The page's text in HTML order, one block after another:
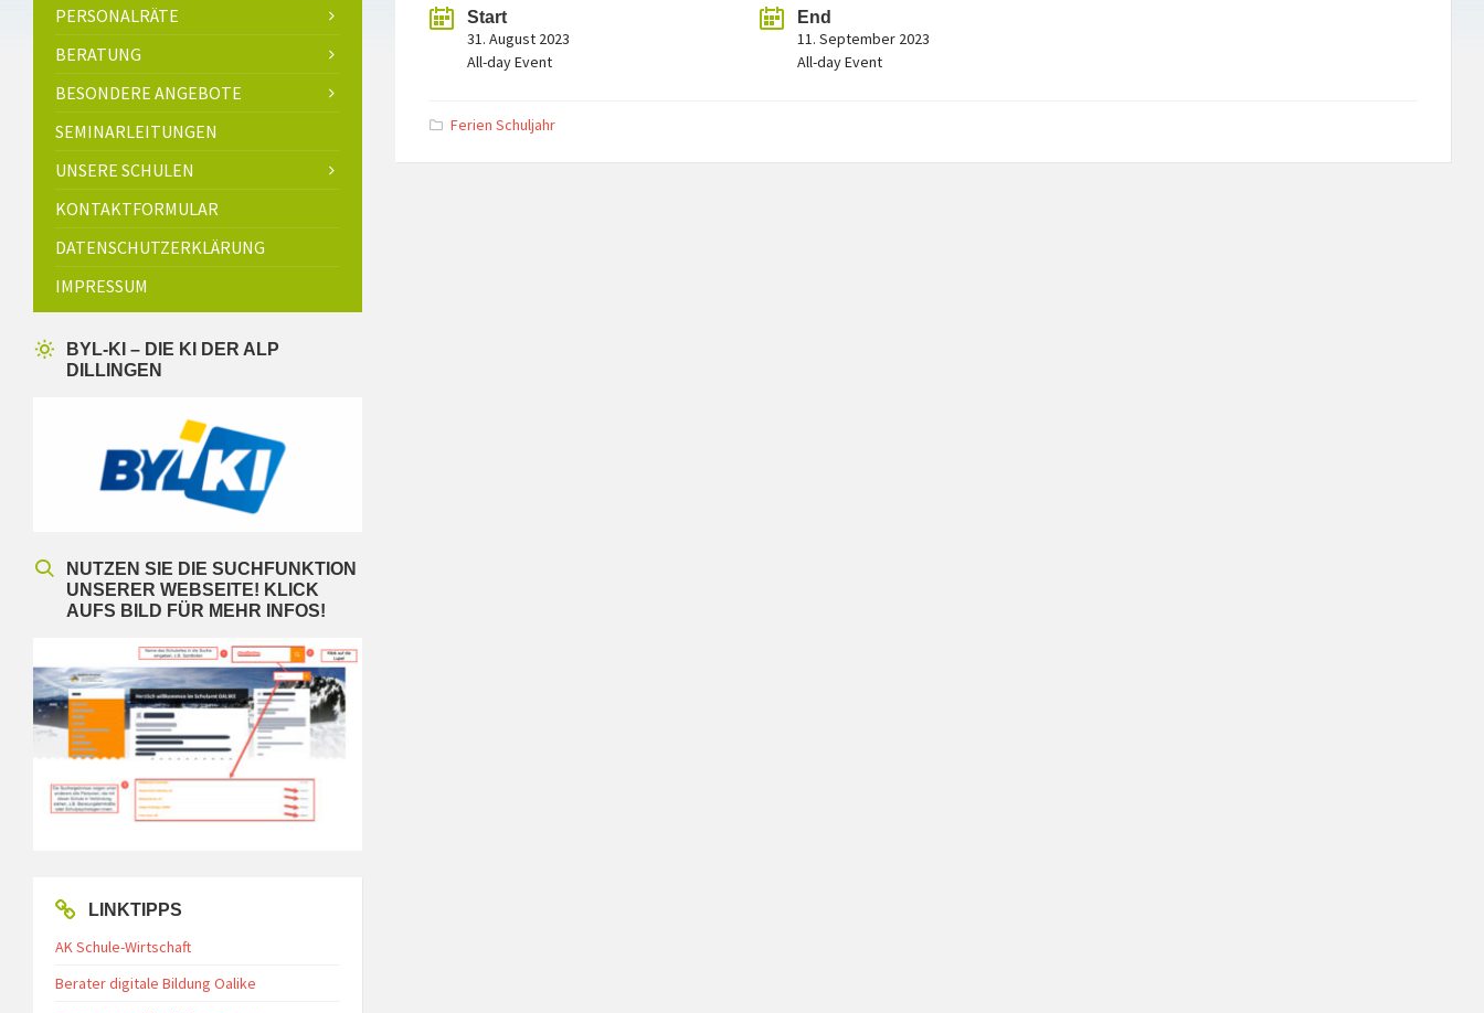
Start
31. August 2023
All-day Event
End
11. September 2023
All-day Event
Ferien Schuljahr
PERSONALRÄTE
BERATUNG
BESONDERE ANGEBOTE
SEMINARLEITUNGEN
UNSERE SCHULEN
KONTAKTFORMULAR
DATENSCHUTZERKLÄRUNG
IMPRESSUM
BYL-KI – DIE KI DER ALP
DILLINGEN
NUTZEN SIE DIE SUCHFUNKTION
UNSERER WEBSEITE! KLICK
AUFS BILD FÜR MEHR INFOS!
LINKTIPPS
AK Schule-Wirtschaft
Berater digitale Bildung Oalike